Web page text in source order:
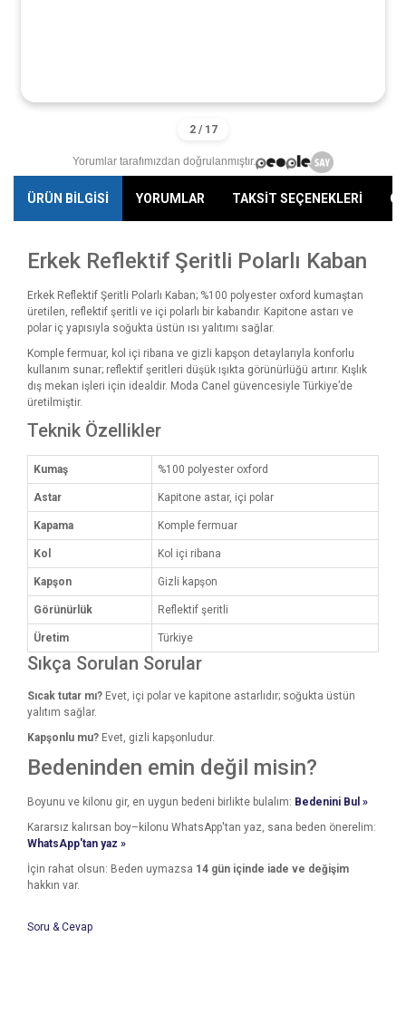
Yorumlar tarafımızdan doğrulanmıştır.
ÜRÜN BİLGİSİ YORUMLAR TAKSİT SEÇENEKLERİ
Erkek Reflektif Şeritli Polarlı Kaban
Erkek Reflektif Şeritli Polarlı Kaban; %100 polyester oxford kumaştan
üretilen, reflektif şeritli ve içi polarlı bir kabandır. Kapitone astarı ve
polar iç yapısıyla soğukta üstün ısı yalıtımı sağlar.
Komple fermuar, kol içi ribana ve gizli kapşon detaylarıyla konforlu
kullanım sunar; reflektif şeritleri düşük ışıkta görünürlüğü artırır. Kışlık
dış mekan işleri için idealdir. Moda Canel güvencesiyle Türkiye’de
üretilmiştir.
Teknik Özellikler
Kumaş %100 polyester oxford
Astar Kapitone astar, içi polar
Kapama Komple fermuar
Kol Kol içi ribana
Kapşon Gizli kapşon
Görünürlük Reflektif şeritli
Üretim Türkiye
Sıkça Sorulan Sorular
Sıcak tutar mı? Evet, içi polar ve kapitone astarlıdır; soğukta üstün
yalıtım sağlar.
Kapşonlu mu? Evet, gizli kapşonludur.
Bedeninden emin değil misin?
Boyunu ve kilonu gir, en uygun bedeni birlikte bulalım: Bedenini Bul »
Kararsız kalırsan boy–kilonu WhatsApp'tan yaz, sana beden önerelim:
WhatsApp'tan yaz »
İçin rahat olsun: Beden uymazsa 14 gün içinde iade ve değişim
hakkın var.
Soru & Cevap